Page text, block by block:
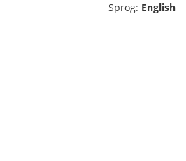
Sprog: English